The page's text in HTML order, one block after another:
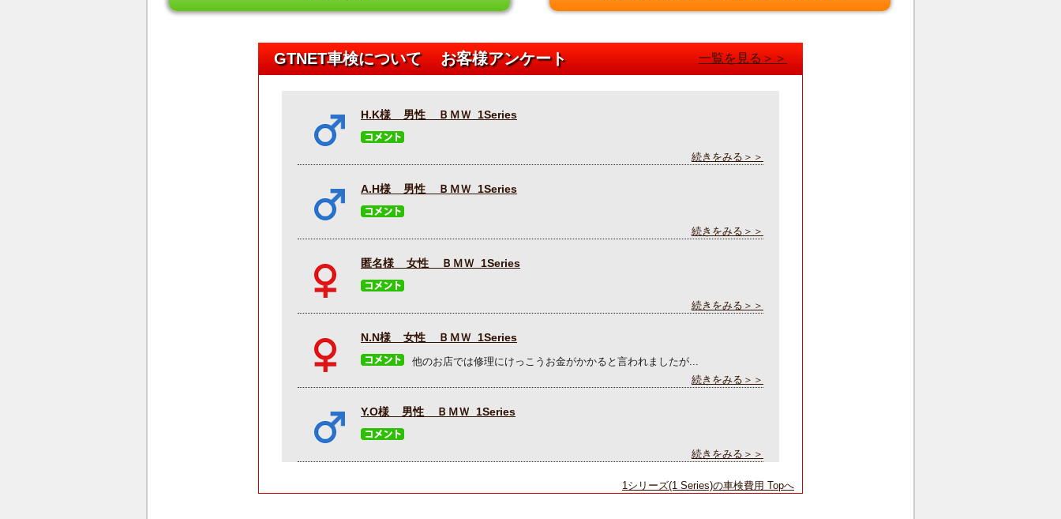
GTNET車検について お客様アンケート 一覧を見る＞＞
H.K様 男性 ＢＭＷ 1Series
続きをみる＞＞
A.H様 男性 ＢＭＷ 1Series
続きをみる＞＞
匿名様 女性 ＢＭＷ 1Series
続きをみる＞＞
N.N様 女性 ＢＭＷ 1Series
他のお店では修理にけっこうお金がかかると言われましたが...
続きをみる＞＞
Y.O様 男性 ＢＭＷ 1Series
続きをみる＞＞
1シリーズ(1 Series)の車検費用 Topへ